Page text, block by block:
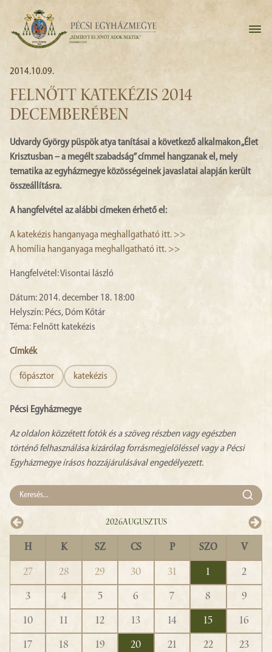
2014.10.09.
FELNŐTT KATEKÉZIS 2014
DECEMBERÉBEN
Udvardy György püspök atya tanításai a következő alkalmakon „Élet
Krisztusban – a megélt szabadság” címmel hangzanak el, mely
tematika az egyházmegye közösségeinek javaslatai alapján került
összeállításra.
A hangfelvétel az alábbi címeken érhető el:
A katekézis hanganyaga meghallgatható itt. >>
A homília hanganyaga meghallgatható itt. >>
Hangfelvétel: Visontai lászló
Dátum: 2014. december 18. 18:00
Helyszín: Pécs, Dóm Kőtár
Téma: Felnőtt katekézis
Címkék
főpásztor katekézis
Pécsi Egyházmegye
Az oldalon közzétett fotók és a szöveg részben vagy egészben
történő felhasználása kizárólag forrásmegjelöléssel vagy a Pécsi
Egyházmegye írásos hozzájárulásával engedélyezett.
2026Augusztus
H K SZ CS P SZO V
27 28 29 30 31 1
2
3
4 5 6 7 8
9
10
11 12 13 14 15
16
17
18 19 20 21 22
23